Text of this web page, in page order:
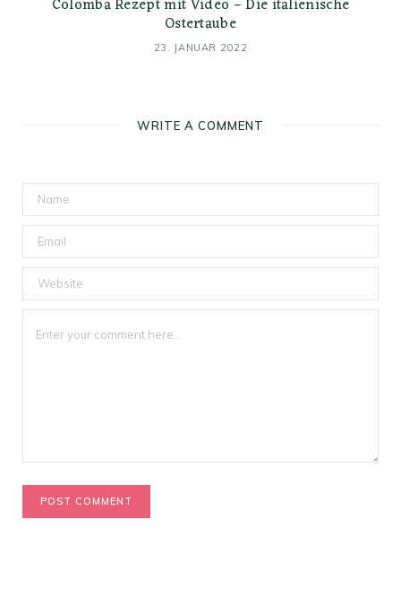
Colomba Rezept mit Video – Die italienische
Ostertaube
23. JANUAR 2022
WRITE A COMMENT